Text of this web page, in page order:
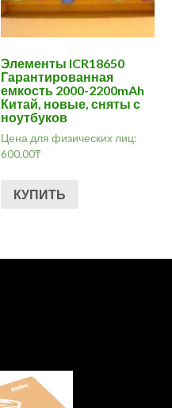
Элементы ICR18650
Гарантированная
емкость 2000-2200mAh
Китай, новые, сняты с
ноутбуков
Цена для физических лиц:
600.00₸
КУПИТЬ